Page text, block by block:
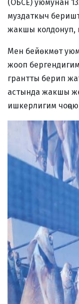
(ОБСЕ) уюмунан
муздаткыч
жакшы колдонуп,
Мен бейөкмөт
жооп
грантты берип
астында жакшы
ишкерлигим